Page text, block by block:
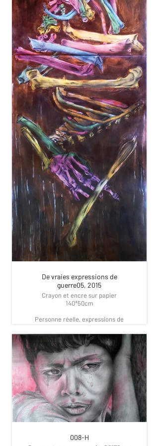
De vraies expressions de
guerre05, 2015
Crayon et encre sur papier
140*50cm
Personne réelle, expressions de
Il exprime les différentes situations
que vivent les gens pendant la
période des guerres.
Parlez de cette chose effrayante aux
yeux des vieux et des jeunes, des
femmes et des hommes.
Certaines de ces images ont été
prises par l'artiste à partir du monde
réel de personnes qui ont vécu la
guerre et la peur, et ces cas ont été
capturés aux mêmes moments de
peur. Et certaines de ces
martyrs que l’artiste connaît sur le
008-H